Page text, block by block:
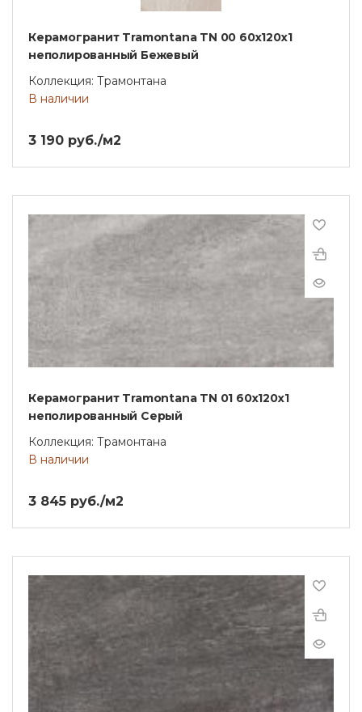
Керамогранит Tramontana TN 00 60x120x1
неполированный Бежевый
Коллекция: Трамонтана
В наличии
3 190 руб./м2
Керамогранит Tramontana TN 01 60x120x1
неполированный Серый
Коллекция: Трамонтана
В наличии
3 845 руб./м2